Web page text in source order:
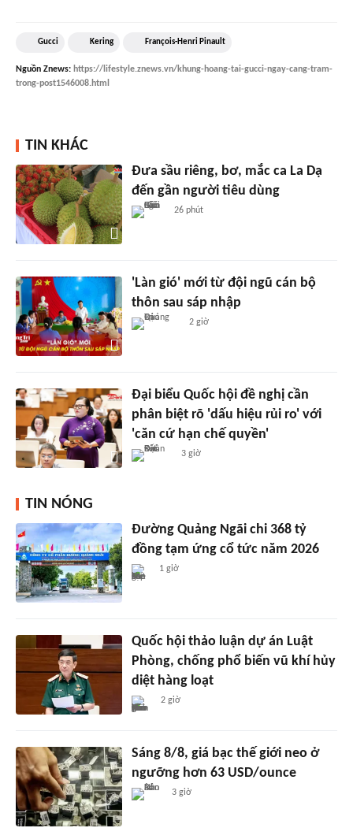
Gucci Kering François-Henri Pinault
Nguồn Znews: https://lifestyle.znews.vn/khung-hoang-tai-gucci-ngay-cang-tram-
trong-post1546008.html
TIN KHÁC
Đưa sầu riêng, bơ, mắc ca La Dạ
đến gần người tiêu dùng
26 phút
'Làn gió' mới từ đội ngũ cán bộ
thôn sau sáp nhập
2 giờ
Đại biểu Quốc hội đề nghị cần
phân biệt rõ 'dấu hiệu rủi ro' với
'căn cứ hạn chế quyền'
3 giờ
TIN NÓNG
Đường Quảng Ngãi chi 368 tỷ
đồng tạm ứng cổ tức năm 2026
1 giờ
Quốc hội thảo luận dự án Luật
Phòng, chống phổ biến vũ khí hủy
diệt hàng loạt
2 giờ
Sáng 8/8, giá bạc thế giới neo ở
ngưỡng hơn 63 USD/ounce
3 giờ